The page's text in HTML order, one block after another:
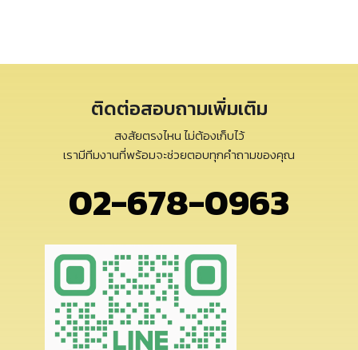
ติดต่อสอบถามเพิ่มเติม
สงสัยตรงไหน ไม่ต้องเก็บไว้
เรามีทีมงานที่พร้อมจะช่วยตอบทุกคำถามของคุณ
02-678-0963